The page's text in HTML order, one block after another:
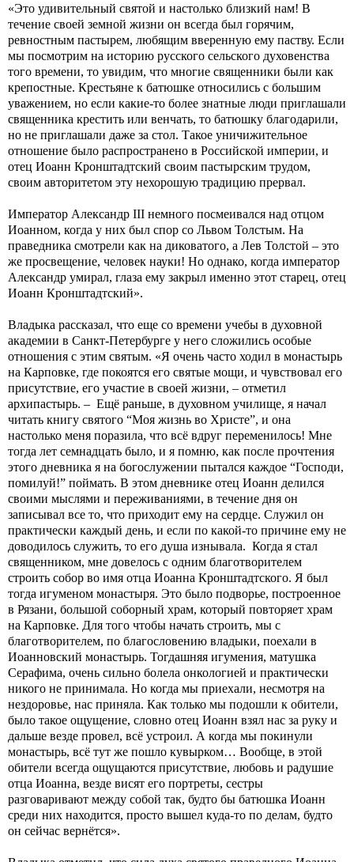
«Это удивительный святой и настолько близкий нам! В
течение своей земной жизни он всегда был горячим,
ревностным пастырем, любящим вверенную ему паству. Если
мы посмотрим на историю русского сельского духовенства
того времени, то увидим, что многие священники были как
крепостные. Крестьяне к батюшке относились с большим
уважением, но если какие-то более знатные люди приглашали
священника крестить или венчать, то батюшку благодарили,
но не приглашали даже за стол. Такое уничижительное
отношение было распространено в Российской империи, и
отец Иоанн Кронштадтский своим пастырским трудом,
своим авторитетом эту нехорошую традицию прервал.
Император Александр III немного посмеивался над отцом
Иоанном, когда у них был спор со Львом Толстым. На
праведника смотрели как на диковатого, а Лев Толстой – это
же просвещение, человек науки! Но однако, когда император
Александр умирал, глаза ему закрыл именно этот старец, отец
Иоанн Кронштадтский».
Владыка рассказал, что еще со времени учебы в духовной
академии в Санкт-Петербурге у него сложились особые
отношения с этим святым. «Я очень часто ходил в монастырь
на Карповке, где покоятся его святые мощи, и чувствовал его
присутствие, его участие в своей жизни, – отметил
архипастырь. – Ещё раньше, в духовном училище, я начал
читать книгу святого “Моя жизнь во Христе”, и она
настолько меня поразила, что всё вдруг переменилось! Мне
тогда лет семнадцать было, и я помню, как после прочтения
этого дневника я на богослужении пытался каждое “Господи,
помилуй!” поймать. В этом дневнике отец Иоанн делился
своими мыслями и переживаниями, в течение дня он
записывал все то, что приходит ему на сердце. Служил он
практически каждый день, и если по какой-то причине ему не
доводилось служить, то его душа изнывала. Когда я стал
священником, мне довелось с одним благотворителем
строить собор во имя отца Иоанна Кронштадтского. Я был
тогда игуменом монастыря. Это было подворье, построенное
в Рязани, большой соборный храм, который повторяет храм
на Карповке. Для того чтобы начать строить, мы с
благотворителем, по благословению владыки, поехали в
Иоанновский монастырь. Тогдашняя игумения, матушка
Серафима, очень сильно болела онкологией и практически
никого не принимала. Но когда мы приехали, несмотря на
нездоровье, нас приняла. Как только мы подошли к обители,
было такое ощущение, словно отец Иоанн взял нас за руку и
дальше везде провел, всё устроил. А когда мы покинули
монастырь, всё тут же пошло кувырком… Вообще, в этой
обители всегда ощущаются присутствие, любовь и радушие
отца Иоанна, везде висят его портреты, сестры
разговаривают между собой так, будто бы батюшка Иоанн
среди них находится, просто вышел куда-то по делам, будто
он сейчас вернётся».